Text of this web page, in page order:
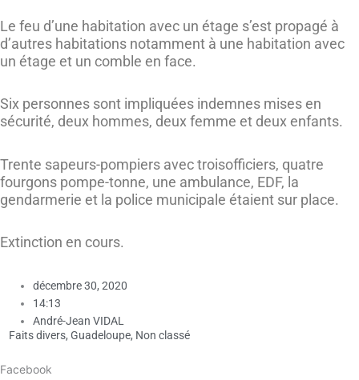
Le feu d’une habitation avec un étage s’est propagé à
d’autres habitations notamment à une habitation avec
un étage et un comble en face.
Six personnes sont impliquées indemnes mises en
sécurité, deux hommes, deux femme et deux enfants.
Trente sapeurs-pompiers avec troisofficiers, quatre
fourgons pompe-tonne, une ambulance, EDF, la
gendarmerie et la police municipale étaient sur place.
Extinction en cours.
décembre 30, 2020
14:13
André-Jean VIDAL
Faits divers, Guadeloupe, Non classé
Facebook